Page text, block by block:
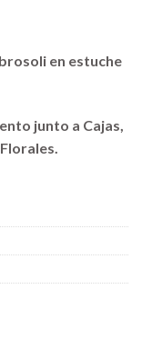
en estuche
junto a Cajas,